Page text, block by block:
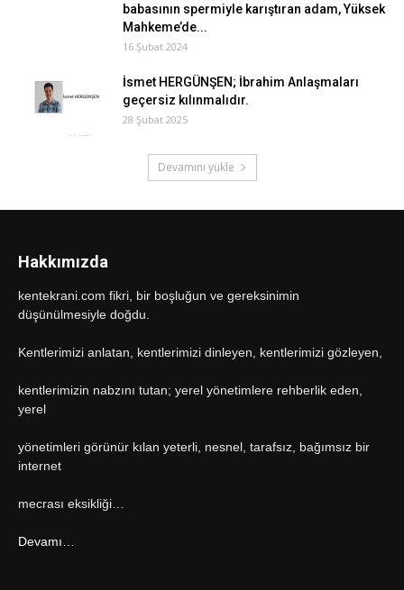
babasının spermiyle karıştıran adam, Yüksek
Mahkeme’de...
16 Şubat 2024
İsmet HERGÜNŞEN; İbrahim Anlaşmaları
geçersiz kılınmalıdır.
28 Şubat 2025
Devamını yükle
Hakkımızda
kentekrani.com fikri, bir boşluğun ve gereksinimin
düşünülmesiyle doğdu.
Kentlerimizi anlatan, kentlerimizi dinleyen, kentlerimizi gözleyen,
kentlerimizin nabzını tutan; yerel yönetimlere rehberlik eden,
yerel
yönetimleri görünür kılan yeterli, nesnel, tarafsız, bağımsız bir
internet
mecrası eksikliği…
Devamı…